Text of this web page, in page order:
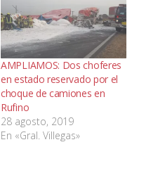
AMPLIAMOS: Dos choferes
en estado reservado por el
choque de camiones en
Rufino
28 agosto, 2019
En «Gral. Villegas»